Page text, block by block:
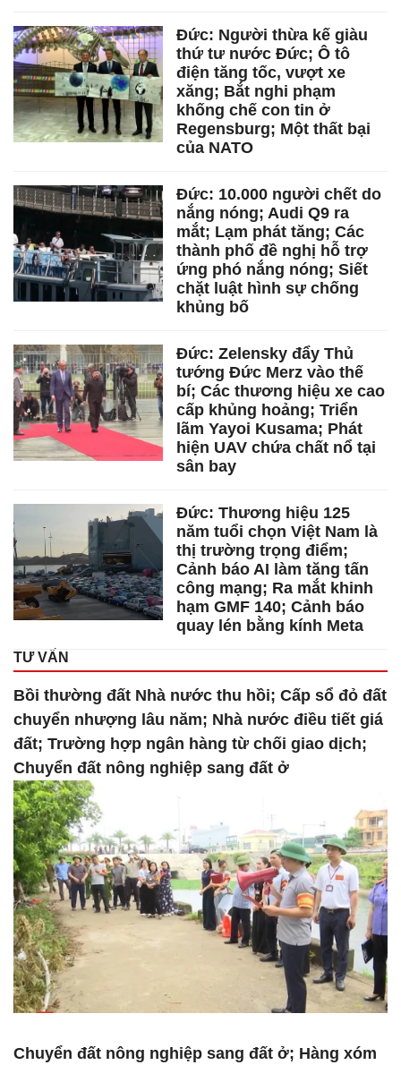
Đức: Người thừa kế giàu
thứ tư nước Đức; Ô tô
điện tăng tốc, vượt xe
xăng; Bắt nghi phạm
khống chế con tin ở
Regensburg; Một thất bại
của NATO
Đức: 10.000 người chết do
nắng nóng; Audi Q9 ra
mắt; Lạm phát tăng; Các
thành phố đề nghị hỗ trợ
ứng phó nắng nóng; Siết
chặt luật hình sự chống
khủng bố
Đức: Zelensky đẩy Thủ
tướng Đức Merz vào thế
bí; Các thương hiệu xe cao
cấp khủng hoảng; Triển
lãm Yayoi Kusama; Phát
hiện UAV chứa chất nổ tại
sân bay
Đức: Thương hiệu 125
năm tuổi chọn Việt Nam là
thị trường trọng điểm;
Cảnh báo AI làm tăng tấn
công mạng; Ra mắt khinh
hạm GMF 140; Cảnh báo
quay lén bằng kính Meta
TƯ VẤN
Bồi thường đất Nhà nước thu hồi; Cấp sổ đỏ đất
chuyển nhượng lâu năm; Nhà nước điều tiết giá
đất; Trường hợp ngân hàng từ chối giao dịch;
Chuyển đất nông nghiệp sang đất ở
Chuyển đất nông nghiệp sang đất ở; Hàng xóm